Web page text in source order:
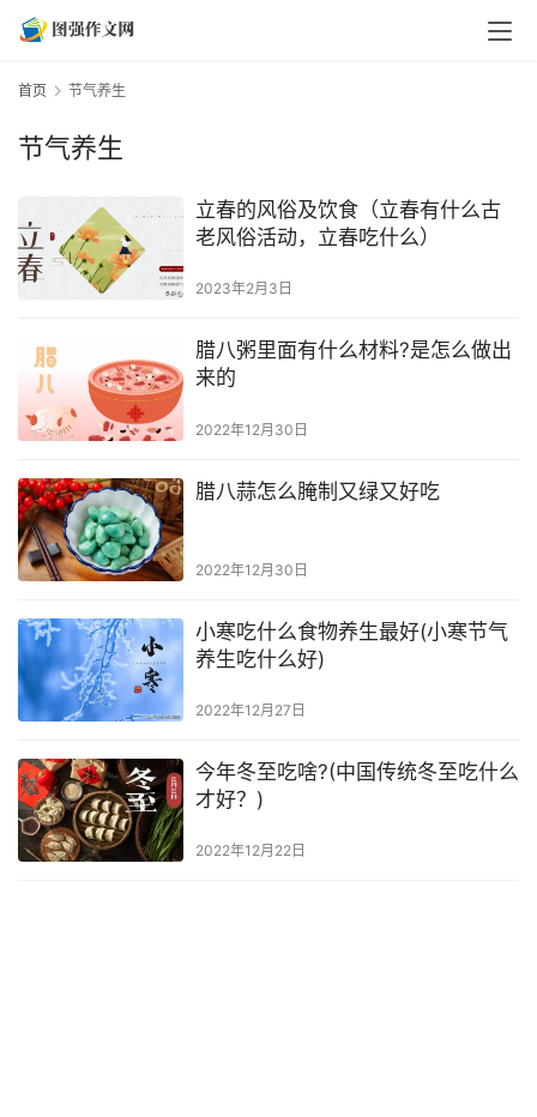
首页 节气养生
节气养生
立春的风俗及饮食（立春有什么古
老风俗活动，立春吃什么）
2023年2月3日
腊八粥里面有什么材料?是怎么做出
来的
2022年12月30日
腊八蒜怎么腌制又绿又好吃
2022年12月30日
小寒吃什么食物养生最好(小寒节气
养生吃什么好)
2022年12月27日
今年冬至吃啥?(中国传统冬至吃什么
才好？)
2022年12月22日